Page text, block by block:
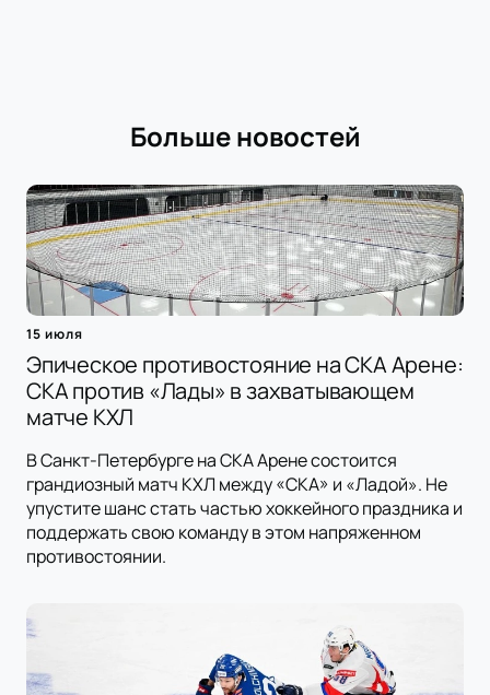
Больше новостей
15 июля
Эпическое противостояние на СКА Арене:
СКА против «Лады» в захватывающем
матче КХЛ
В Санкт-Петербурге на СКА Арене состоится
грандиозный матч КХЛ между «СКА» и «Ладой». Не
упустите шанс стать частью хоккейного праздника и
поддержать свою команду в этом напряженном
противостоянии.